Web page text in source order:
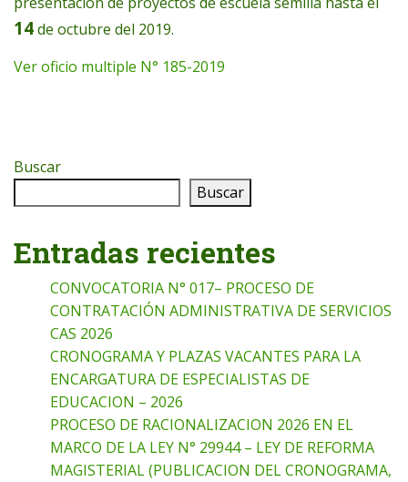
14de octubre del 2019.
Ver oficio multiple N° 185-2019
Buscar
Buscar
Entradas recientes
CONVOCATORIA N° 017– PROCESO DE
CONTRATACIÓN ADMINISTRATIVA DE SERVICIOS
CAS 2026
CRONOGRAMA Y PLAZAS VACANTES PARA LA
ENCARGATURA DE ESPECIALISTAS DE
EDUCACION – 2026
PROCESO DE RACIONALIZACION 2026 EN EL
MARCO DE LA LEY N° 29944 – LEY DE REFORMA
MAGISTERIAL (PUBLICACION DEL CRONOGRAMA,